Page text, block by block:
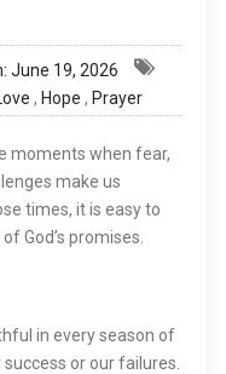
June 19, 2026
, Hope , Prayer
moments when fear,
make us
times, it is easy to
God’s promises.
in every season of
or our failures.